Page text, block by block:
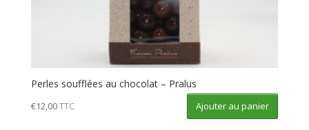
Perles soufflées au chocolat – Pralus
€12,00TTC Ajouter au panier